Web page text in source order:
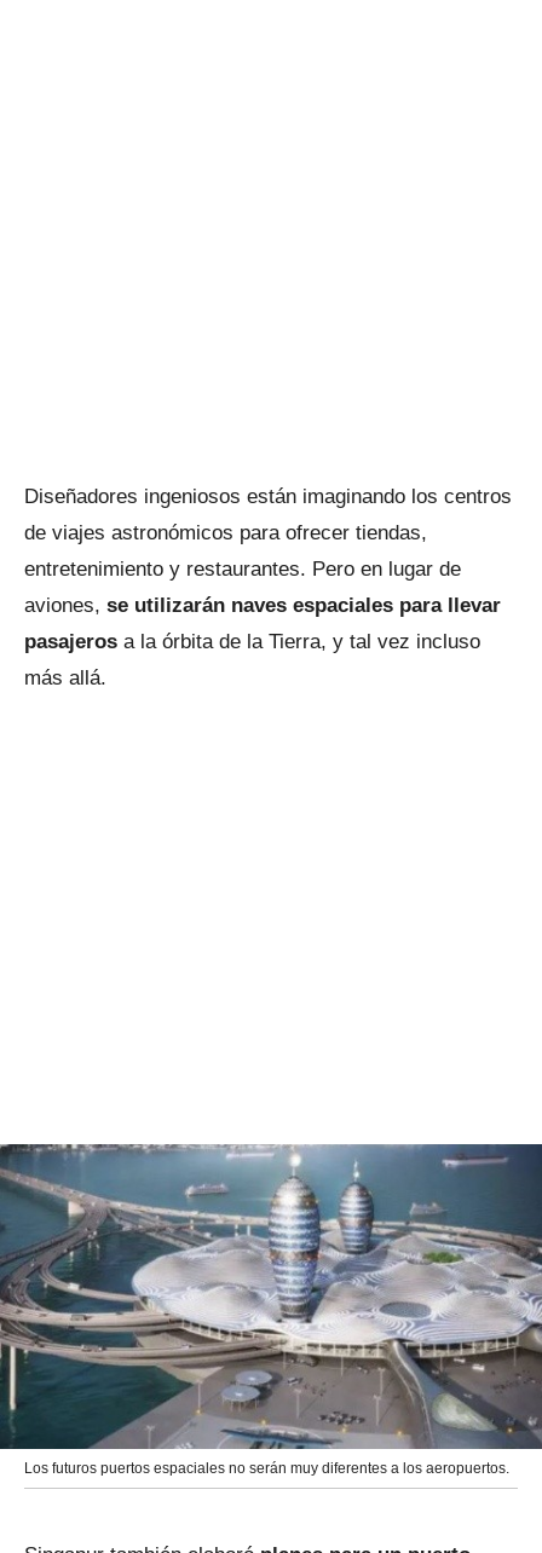
Diseñadores ingeniosos están imaginando los centros
de viajes astronómicos para ofrecer tiendas,
entretenimiento y restaurantes. Pero en lugar de
aviones, se utilizarán naves espaciales para llevar
pasajeros a la órbita de la Tierra, y tal vez incluso
más allá.
Los futuros puertos espaciales no serán muy diferentes a los aeropuertos.